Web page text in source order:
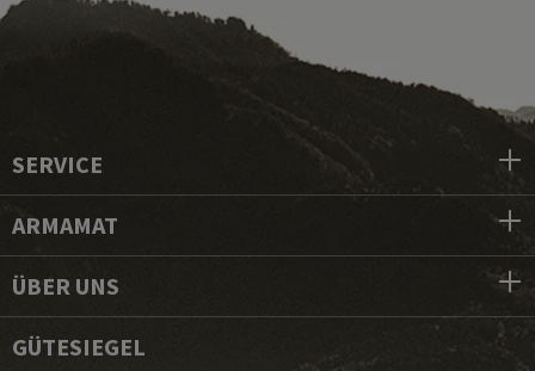
SERVICE
ARMAMAT
ÜBER UNS
GÜTESIEGEL